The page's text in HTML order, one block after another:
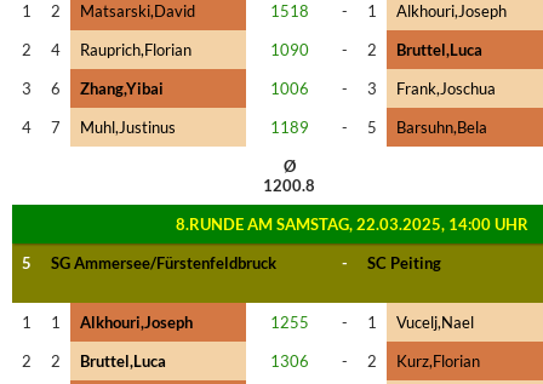
1 2 Matsarski,David 1518 - 1
Alkhouri,Joseph
2
4 Rauprich,Florian 1090 - 2
Bruttel,Luca
3
6 Zhang,Yibai 1006 - 3
Frank,Joschua
4
7 Muhl,Justinus 1189 - 5
Barsuhn,Bela
Ø
1200.8
8.RUNDE AM SAMSTAG, 22.03.2025, 14:00 UHR
5
SG Ammersee/Fürstenfeldbruck - SC Peiting
1 1 Alkhouri,Joseph 1255 - 1
Vucelj,Nael
2
2 Bruttel,Luca 1306 - 2
Kurz,Florian